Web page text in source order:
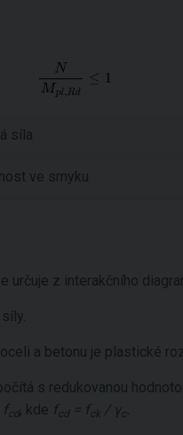
síla
ve smyku
z interakčního
a betonu je plastické
s redukovanou
f cd, kde f cd= f ck / γ